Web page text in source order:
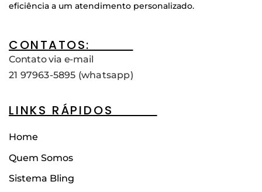
eficiência a um atendimento personalizado.
CONTATOS:____
Contato via e-mail
21 97963-5895 (whatsapp)
LINKS RÁPIDOS____
Home
Quem Somos
Sistema Bling